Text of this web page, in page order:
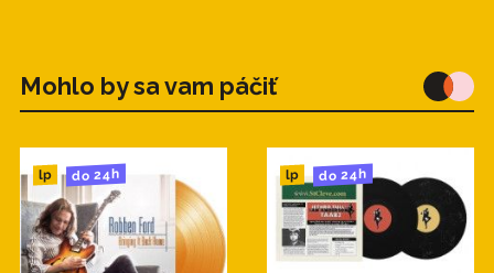
Mohlo by sa vam páčiť
lp do 24h lp do 24h